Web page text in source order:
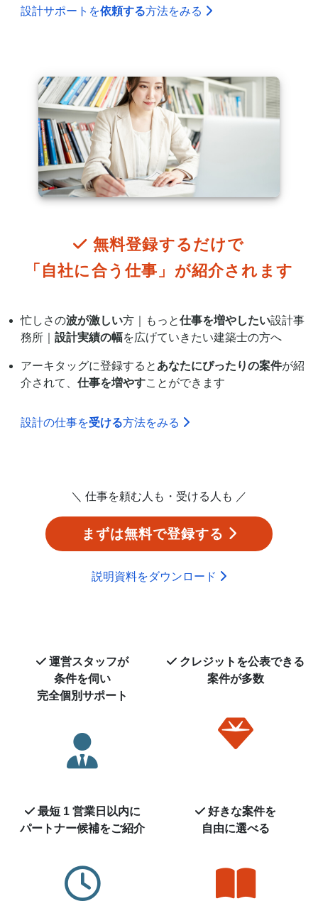
設計サポートを依頼する方法をみる
無料登録するだけで
「自社に合う仕事」が紹介されます
忙しさの波が激しい方｜もっと仕事を増やしたい設計事
務所｜ 設計実績の幅を広げていきたい建築士の方へ
アーキタッグに登録すると あなたにぴったりの案件が紹
介されて、 仕事を増やすことができます
設計の仕事を受ける方法をみる
＼ 仕事を頼む人も・受ける人も ／
まずは無料で登録する
説明資料をダウンロード
運営スタッフが
条件を伺い
完全個別サポート
クレジットを公表できる
案件が多数
最短 1 営業日以内に
パートナー候補をご紹介
好きな案件を
自由に選べる